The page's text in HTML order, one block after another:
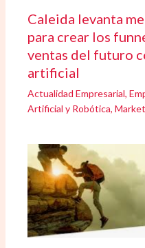
Caleida levanta
para crear los
ventas del futuro
artificial
Actualidad Empresarial,
Artificial y Robótica,